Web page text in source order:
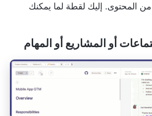
المحتوى. إليك لقطة لما يمكنك
أو المشاريع أو المهام